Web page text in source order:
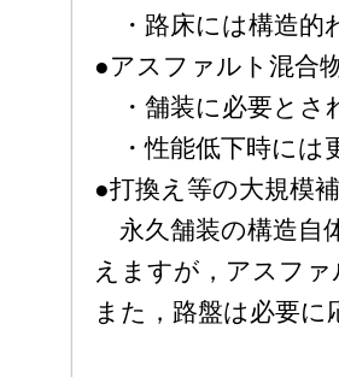
・路床には構造的
●アスファルト混合
・舗装に必要とさ
・性能低下時には
●打換え等の大規模
永久舗装の構造自
えますが，アスフ
また，路盤は必要